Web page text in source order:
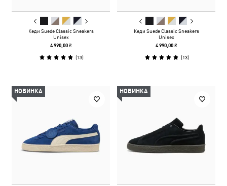
Кеди Suede Classic Sneakers
Unisex
4 990,00 ₴
(13)
Кеди Suede Classic Sneakers
Unisex
4 990,00 ₴
(13)
НОВИНКА НОВИНКА